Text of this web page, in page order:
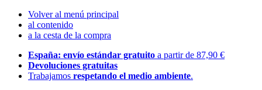
Volver al menú principal
al contenido
a la cesta de la compra
España: envío estándar gratuito a partir de 87,90 €
Devoluciones gratuitas
Trabajamos respetando el medio ambiente.